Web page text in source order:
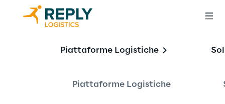
Piattaforme Logistiche
Piattaforme Logistiche
LEA Reply™